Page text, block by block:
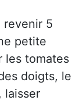
revenir 5
petite
les tomates
doigts, le
laisser